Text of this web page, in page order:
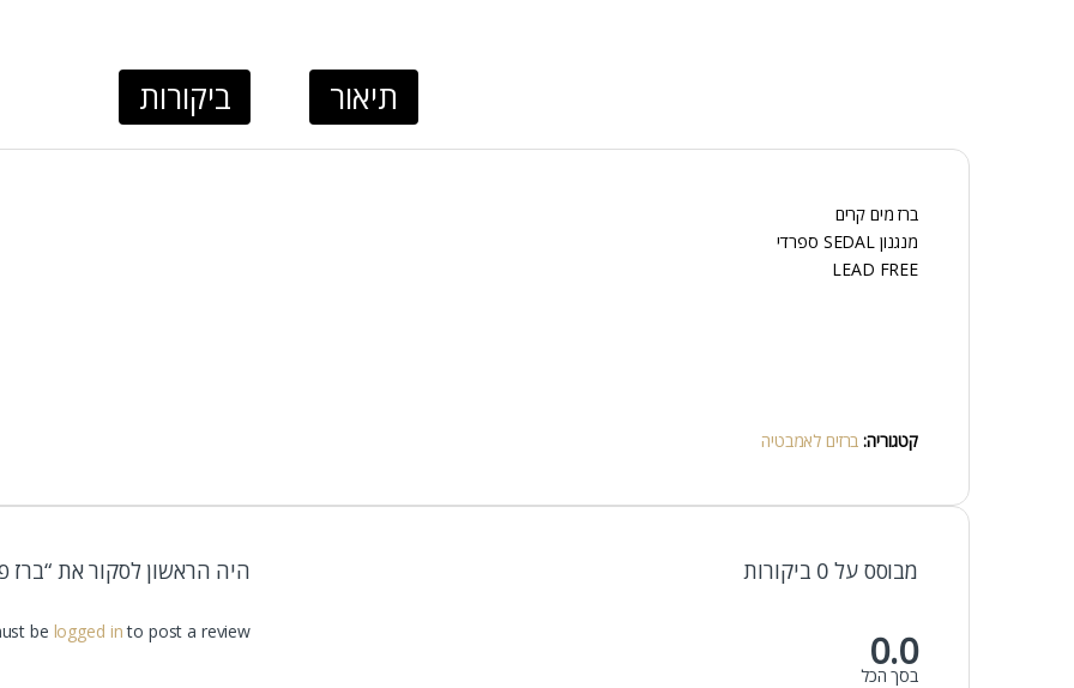
תיאור ביקורות
ברז מים קרים
מנגנון SEDAL ספרדי
LEAD FREE
קטגוריה: ברזים לאמבטיה
מבוסס על 0 ביקורות
0.0
בסך הכל
היה הראשון לסקור את “ברז
be logged into post a review.